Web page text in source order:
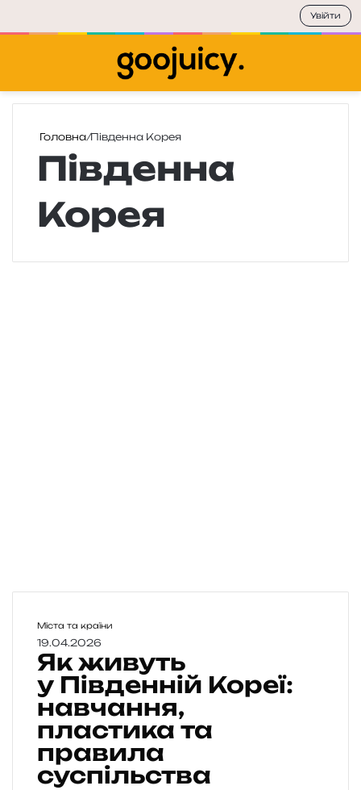
Головна/Південна Корея
Південна
Корея
Я
к
ж
в
у
т
у
Міста та країни
19.04.2026
Як живуть
у Південній Кореї:
навчання,
пластика та
правила
суспільства
Увійти